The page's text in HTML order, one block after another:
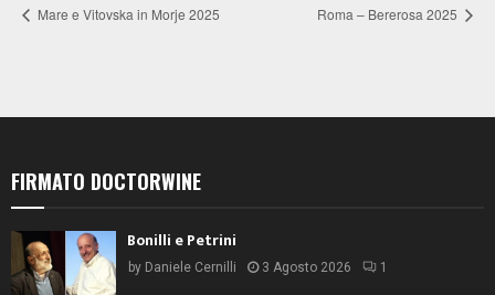
Mare e Vitovska in Morje 2025 Roma – Bererosa 2025
FIRMATO DOCTORWINE
Bonilli e Petrini
by Daniele Cernilli 3 Agosto 2026 1